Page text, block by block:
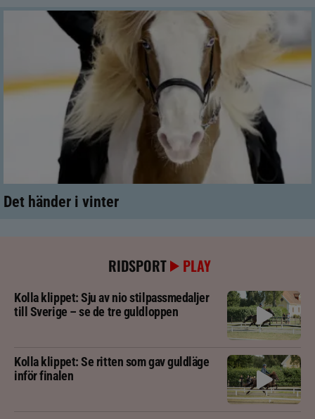
Det händer i vinter
RIDSPORT PLAY
Kolla klippet: Sju av nio stilpassmedaljer
till Sverige – se de tre guldloppen
Kolla klippet: Se ritten som gav guldläge
inför finalen